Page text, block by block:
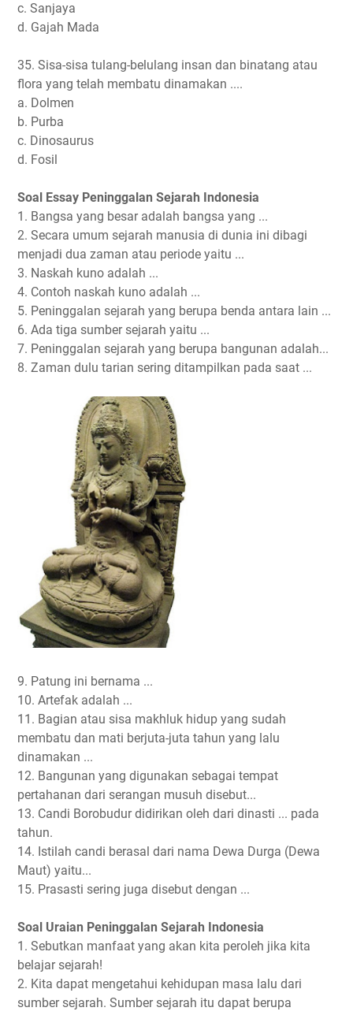
c. Sanjaya
d. Gajah Mada
35. Sisa-sisa tulang-belulang insan dan binatang atau
flora yang telah membatu dinamakan ....
a. Dolmen
b. Purba
c. Dinosaurus
d. Fosil
Soal Essay Peninggalan Sejarah Indonesia
1. Bangsa yang besar adalah bangsa yang ...
2. Secara umum sejarah manusia di dunia ini dibagi
menjadi dua zaman atau periode yaitu ...
3. Naskah kuno adalah ...
4. Contoh naskah kuno adalah ...
5. Peninggalan sejarah yang berupa benda antara lain ...
6. Ada tiga sumber sejarah yaitu ...
7. Peninggalan sejarah yang berupa bangunan adalah...
8. Zaman dulu tarian sering ditampilkan pada saat ...
9. Patung ini bernama ...
10. Artefak adalah ...
11. Bagian atau sisa makhluk hidup yang sudah
membatu dan mati berjuta-juta tahun yang lalu
dinamakan ...
12. Bangunan yang digunakan sebagai tempat
pertahanan dari serangan musuh disebut...
13. Candi Borobudur didirikan oleh dari dinasti ... pada
tahun.
14. Istilah candi berasal dari nama Dewa Durga (Dewa
Maut) yaitu...
15. Prasasti sering juga disebut dengan ...
Soal Uraian Peninggalan Sejarah Indonesia
1. Sebutkan manfaat yang akan kita peroleh jika kita
belajar sejarah!
2. Kita dapat mengetahui kehidupan masa lalu dari
sumber sejarah. Sumber sejarah itu dapat berupa